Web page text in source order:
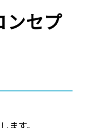
セプ
ます。